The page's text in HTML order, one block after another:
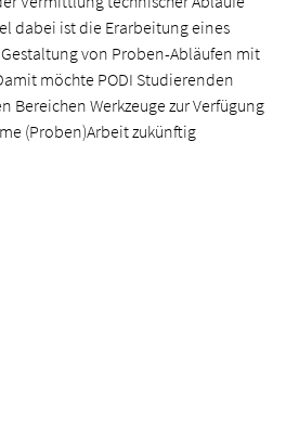
dabei ist die Erarbeitung eines
von Proben-Abläufen mit
möchte PODI Studierenden
Bereichen Werkzeuge zur Verfügung
(Proben)Arbeit zukünftig